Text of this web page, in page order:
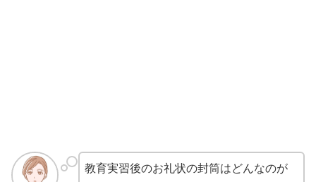
教育実習後のお礼状の封筒はどんなのが